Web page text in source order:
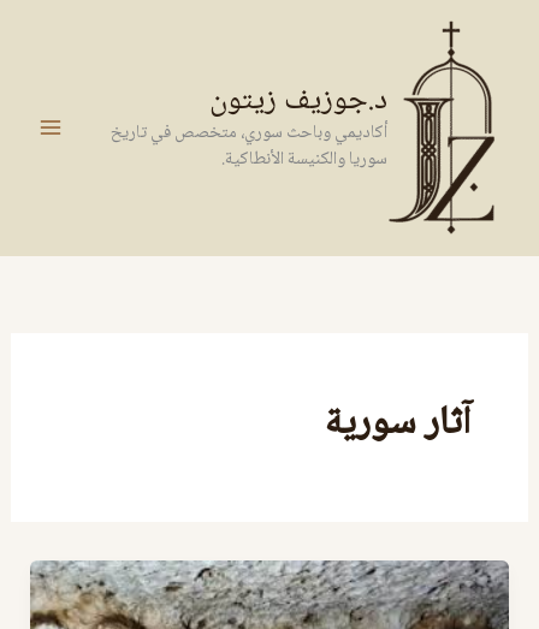
المحتوى
د.جوزيف زيتون
أكاديمي وباحث سوري، متخصص في تاريخ
سوريا والكنيسة الأنطاكية.
آثار سورية